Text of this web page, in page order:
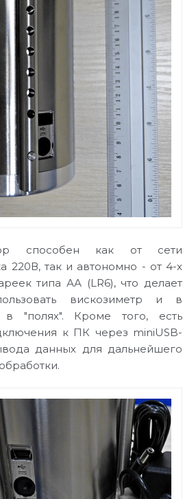
способен как от сети
220В, так и автономно - от 4-х
типа АА (LR6), что делает
вискозиметр и в
в "полях". Кроме того, есть
к ПК через miniUSB-
данных для дальнейшего